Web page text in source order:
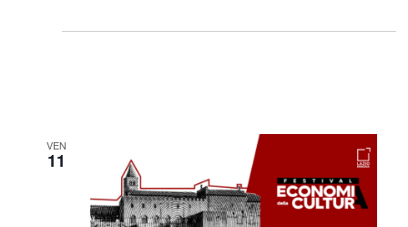
VEN
11